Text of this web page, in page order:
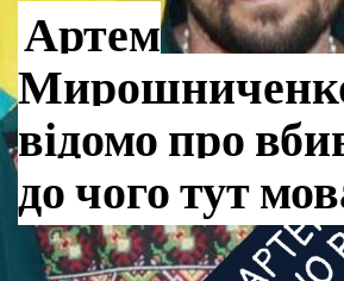
Артем
відомо про
до чого тут